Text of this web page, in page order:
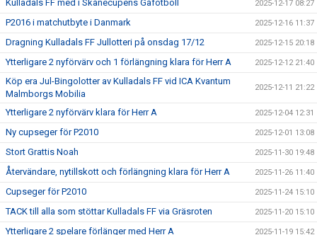
Kulladals FF med i Skånecupens Gåfotboll 2025-12-17 08:27
P2016 i matchutbyte i Danmark 2025-12-16 11:37
Dragning Kulladals FF Jullotteri på onsdag 17/12 2025-12-15 20:18
Ytterligare 2 nyförvärv och 1 förlängning klara för Herr A 2025-12-12 21:40
Köp era Jul-Bingolotter av Kulladals FF vid ICA Kvantum
Malmborgs Mobilia
2025-12-11 21:22
Ytterligare 2 nyförvärv klara för Herr A 2025-12-04 12:31
Ny cupseger för P2010 2025-12-01 13:08
Stort Grattis Noah 2025-11-30 19:48
Återvändare, nytillskott och förlängning klara för Herr A 2025-11-26 11:40
Cupseger för P2010 2025-11-24 15:10
TACK till alla som stöttar Kulladals FF via Gräsroten 2025-11-20 15:10
Ytterligare 2 spelare förlänger med Herr A 2025-11-19 15:42